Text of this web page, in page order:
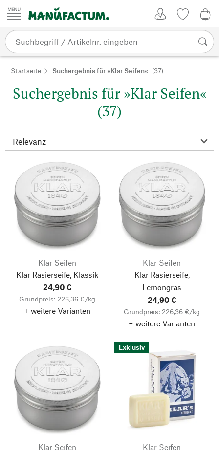
Zum Inhalt springen
Startseite Suchergebnis für »Klar Seifen« (37)
Suchergebnis für »Klar Seifen«
(37)
Klar Seifen
Klar Rasierseife, Klassik
24,90 €
Grundpreis: 226,36 €/kg
+ weitere Varianten
Klar Seifen
Klar Rasierseife,
Lemongras
24,90 €
Grundpreis: 226,36 €/kg
+ weitere Varianten
Klar Seifen
Exklusiv
Klar Seifen